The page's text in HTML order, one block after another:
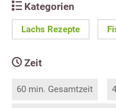
Kategorien
Lachs Rezepte
Zeit
60 min. Gesamtzeit